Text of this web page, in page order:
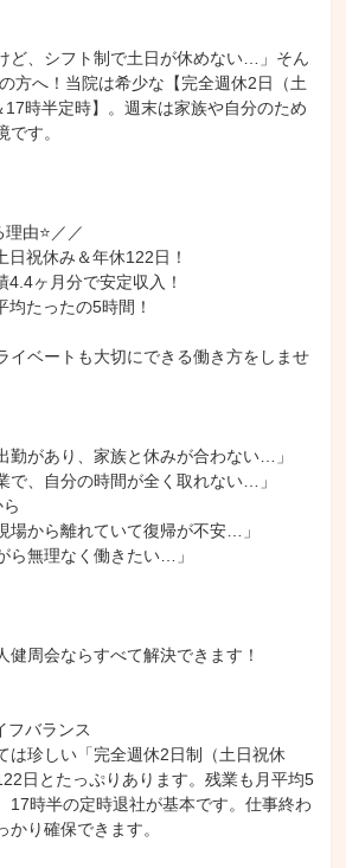
ど、シフト制で土日が休めない…」そん
方へ！当院は希少な【完全週休2日（土
17時半定時】。週末は家族や自分のため
す。
由⭐／／
日祝休み＆年休122日！
4.4ヶ月分で安定収入！
均たったの5時間！
イベートも大切にできる働き方をしませ
勤があり、家族と休みが合わない…」
で、自分の時間が全く取れない…」
場から離れていて復帰が不安…」
ら無理なく働きたい…」
健周会ならすべて解決できます！
フバランス
は珍しい「完全週休2日制（土日祝休
日とたっぷりあります。残業も月平均5
17時半の定時退社が基本です。仕事終わ
かり確保できます。